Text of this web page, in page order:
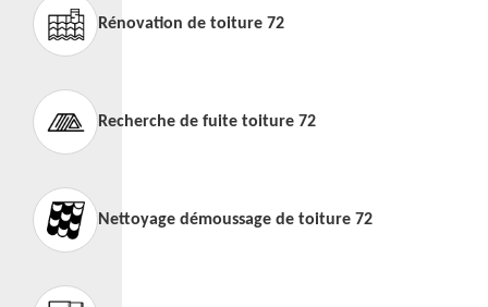
Rénovation de toiture 72
Recherche de fuite toiture 72
Nettoyage démoussage de toiture 72